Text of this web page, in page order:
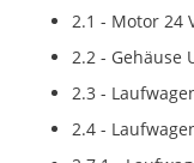
2.1 - Motor 24
2.2 - Gehäuse
2.3 -
2.4 -